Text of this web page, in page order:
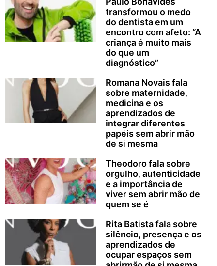
transformou o medo
do dentista em um
encontro com afeto: “A
criança é muito mais
do que um
diagnóstico”
Romana Novais fala
sobre maternidade,
medicina e os
aprendizados de
integrar diferentes
papéis sem abrir mão
de si mesma
Theodoro fala sobre
orgulho, autenticidade
e a importância de
viver sem abrir mão de
quem se é
Rita Batista fala sobre
silêncio, presença e os
aprendizados de
ocupar espaços sem